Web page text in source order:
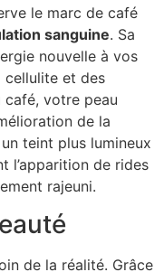
le marc de café
sanguine. Sa
nouvelle à vos
cellulite et des
café, votre peau
de la
teint plus lumineux
l’apparition de rides
rajeuni.
de la réalité. Grâce